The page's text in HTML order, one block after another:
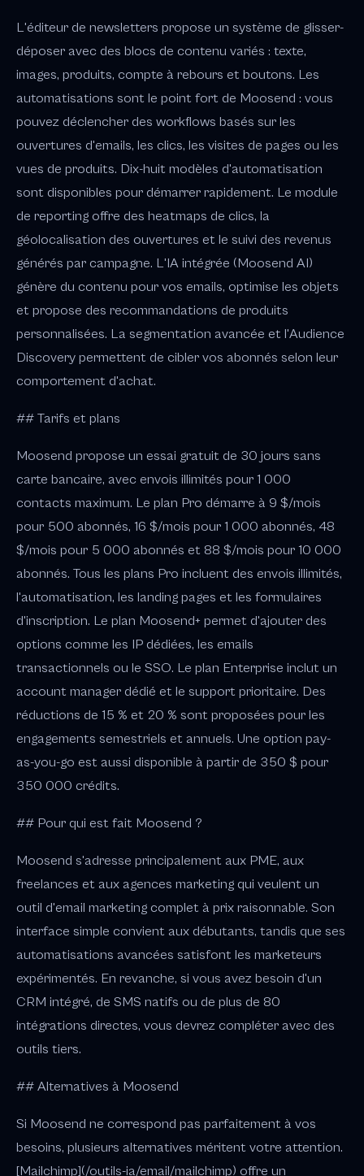
L'éditeur de newsletters propose un système de glisser-
déposer avec des blocs de contenu variés : texte,
images, produits, compte à rebours et boutons. Les
automatisations sont le point fort de Moosend : vous
pouvez déclencher des workflows basés sur les
ouvertures d'emails, les clics, les visites de pages ou les
vues de produits. Dix-huit modèles d'automatisation
sont disponibles pour démarrer rapidement. Le module
de reporting offre des heatmaps de clics, la
géolocalisation des ouvertures et le suivi des revenus
générés par campagne. L'IA intégrée (Moosend AI)
génère du contenu pour vos emails, optimise les objets
et propose des recommandations de produits
personnalisées. La segmentation avancée et l'Audience
Discovery permettent de cibler vos abonnés selon leur
comportement d'achat.
## Tarifs et plans
Moosend propose un essai gratuit de 30 jours sans
carte bancaire, avec envois illimités pour 1 000
contacts maximum. Le plan Pro démarre à 9 $/mois
pour 500 abonnés, 16 $/mois pour 1 000 abonnés, 48
$/mois pour 5 000 abonnés et 88 $/mois pour 10 000
abonnés. Tous les plans Pro incluent des envois illimités,
l'automatisation, les landing pages et les formulaires
d'inscription. Le plan Moosend+ permet d'ajouter des
options comme les IP dédiées, les emails
transactionnels ou le SSO. Le plan Enterprise inclut un
account manager dédié et le support prioritaire. Des
réductions de 15 % et 20 % sont proposées pour les
engagements semestriels et annuels. Une option pay-
as-you-go est aussi disponible à partir de 350 $ pour
350 000 crédits.
## Pour qui est fait Moosend ?
Moosend s'adresse principalement aux PME, aux
freelances et aux agences marketing qui veulent un
outil d'email marketing complet à prix raisonnable. Son
interface simple convient aux débutants, tandis que ses
automatisations avancées satisfont les marketeurs
expérimentés. En revanche, si vous avez besoin d'un
CRM intégré, de SMS natifs ou de plus de 80
intégrations directes, vous devrez compléter avec des
outils tiers.
## Alternatives à Moosend
Si Moosend ne correspond pas parfaitement à vos
besoins, plusieurs alternatives méritent votre attention.
[Mailchimp](/outils-ia/email/mailchimp) offre un